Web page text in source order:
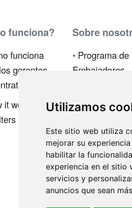
Utilizamos
Este sitio web utiliza
mejorar su
habilitar la
experiencia en el sitio
servicios y
anuncios que sean
funciona?
funciona
gerentes
it works for
Sobre
• Programa de
Embajadores
•Política de
•Código de
•Términos de
•Iniciar sesión